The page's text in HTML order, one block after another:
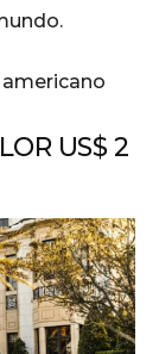
US$ 2